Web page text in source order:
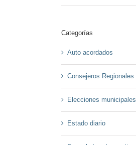
Categorías
Auto acordados
Consejeros Regionales
Elecciones municipales
Estado diario